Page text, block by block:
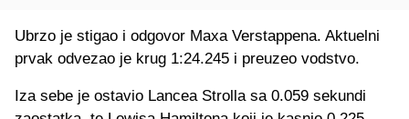
Ubrzo je stigao i odgovor Maxa Verstappena. Aktuelni
prvak odvezao je krug 1:24.245 i preuzeo vodstvo.
Iza sebe je ostavio Lancea Strolla sa 0.059 sekundi